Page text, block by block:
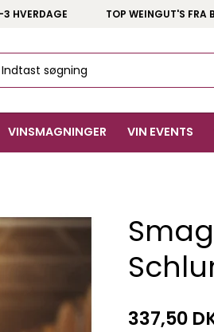
3 HVERDAGE TOP WEINGUT'S FRA
VINSMAGNINGER VIN EVENTS
337,50